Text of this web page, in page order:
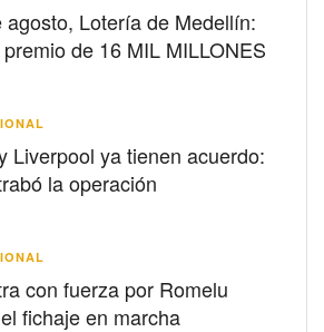
Lotería de Medellín:
de 16 MIL MILLONES
Liverpool ya tienen acuerdo:
la operación
con fuerza por Romelu
fichaje en marcha